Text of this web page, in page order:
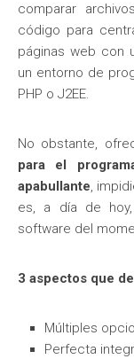
comparar
código para
páginas web con
un entorno de
PHP o J2EE.
No obstante,
para el
apabullante,
es, a día de
software del
3 aspectos que
Múltiples
Perfecta